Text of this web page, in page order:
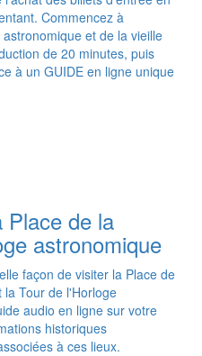
Commencez à
et de la vieille
de 20 minutes, puis
à un GUIDE en ligne unique
Place de la
astronomique
façon de visiter la Place de
la Tour de l'Horloge
audio en ligne sur votre
historiques
à ces lieux.